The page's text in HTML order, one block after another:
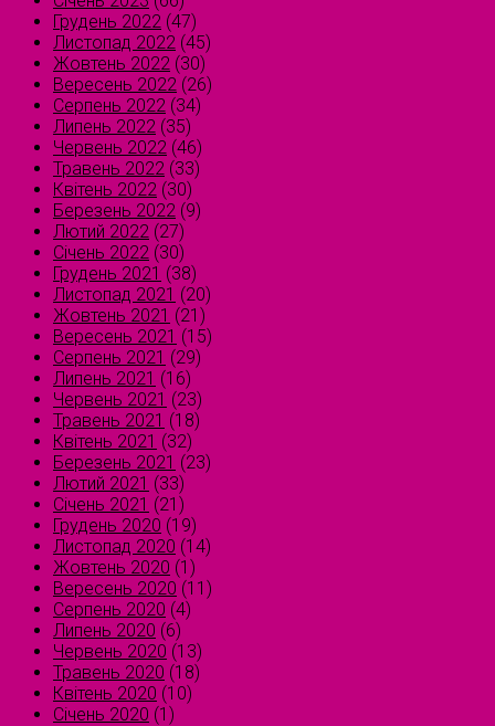
Грудень 2022 (47)
Листопад 2022 (45)
Жовтень 2022 (30)
Вересень 2022 (26)
Серпень 2022 (34)
Липень 2022 (35)
Червень 2022 (46)
Травень 2022 (33)
Квітень 2022 (30)
Березень 2022 (9)
Лютий 2022 (27)
Січень 2022 (30)
Грудень 2021 (38)
Листопад 2021 (20)
Жовтень 2021 (21)
Вересень 2021 (15)
Серпень 2021 (29)
Липень 2021 (16)
Червень 2021 (23)
Травень 2021 (18)
Квітень 2021 (32)
Березень 2021 (23)
Лютий 2021 (33)
Січень 2021 (21)
Грудень 2020 (19)
Листопад 2020 (14)
Жовтень 2020 (1)
Вересень 2020 (11)
Серпень 2020 (4)
Липень 2020 (6)
Червень 2020 (13)
Травень 2020 (18)
Квітень 2020 (10)
Січень 2020 (1)